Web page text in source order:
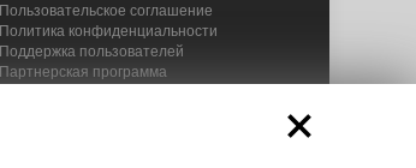
Пользовательское соглашение
Политика конфиденциальности
Поддержка пользователей
Партнерская программа